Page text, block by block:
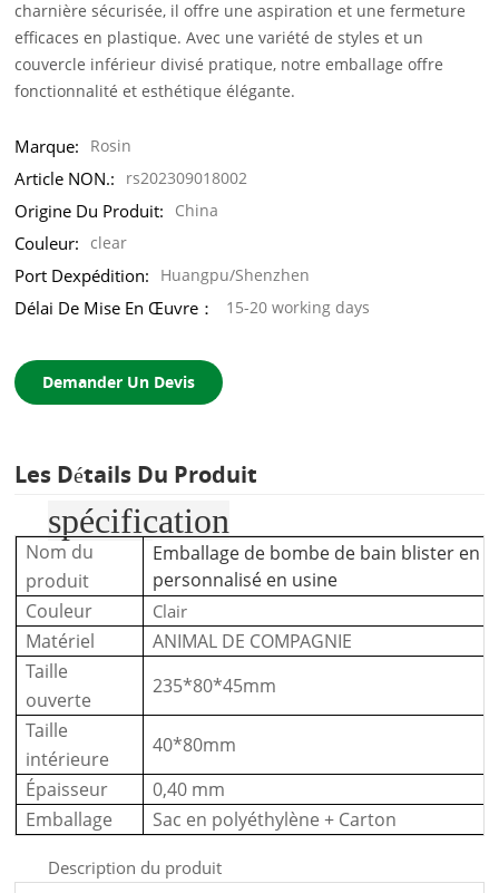
charnière sécurisée, il offre une aspiration et une fermeture
efficaces en plastique. Avec une variété de styles et un
couvercle inférieur divisé pratique, notre emballage offre
fonctionnalité et esthétique élégante.
Marque: Rosin
Article NON.: rs202309018002
Origine Du Produit: China
Couleur: clear
Port Dexpédition: Huangpu/Shenzhen
Délai De Mise En Œuvre： 15-20 working days
Demander Un Devis
Les Détails Du Produit
spécification
Nom du
produit
Emballage de bombe de bain blister en
personnalisé en usine
Couleur
Clair
Matériel
ANIMAL DE COMPAGNIE
Taille
ouverte
235*80*45mm
Taille
intérieure
40*80mm
Épaisseur
0,40 mm
Emballage
Sac en polyéthylène + Carton
Description du produit